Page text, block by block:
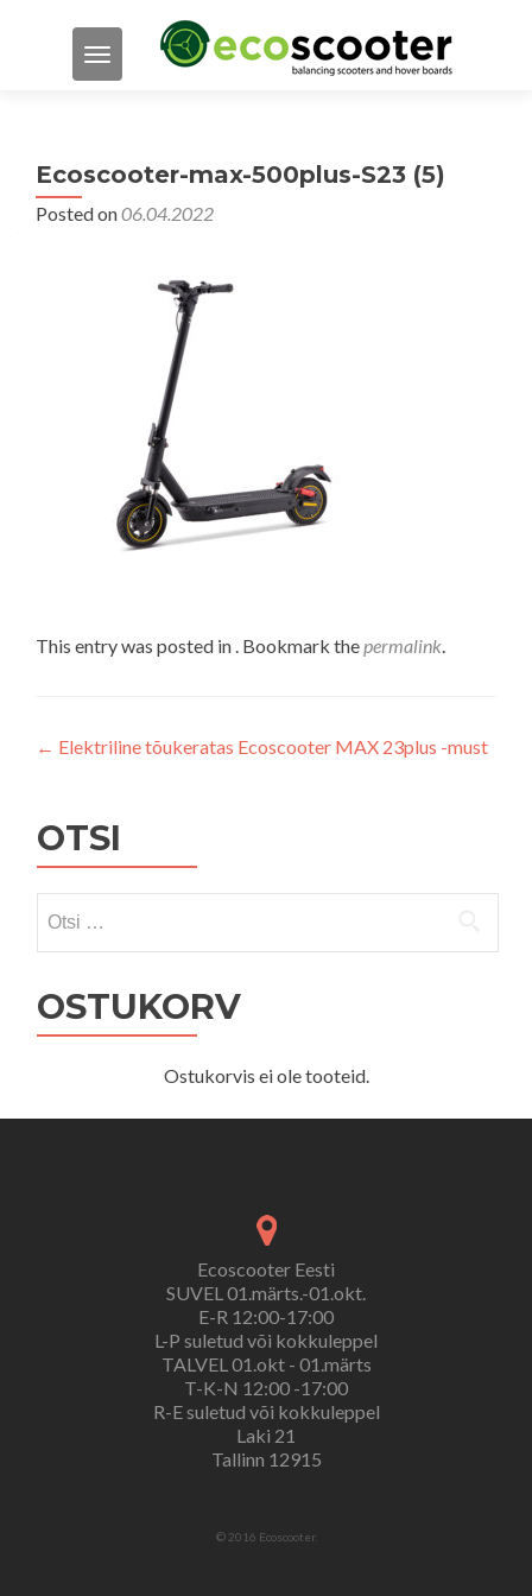
TOGGLE NAVIGATION
Ecoscooter-max-500plus-S23 (5)
Posted on06.04.2022
This entry was posted in . Bookmark thepermalink.
Navigeerimine
← Elektriline tõukeratas Ecoscooter MAX 23plus -must
OTSI
OSTUKORV
Ostukorvis ei ole tooteid.
Ecoscooter Eesti
SUVEL 01.märts.-01.okt.
E-R 12:00-17:00
L-P suletud või kokkuleppel
TALVEL 01.okt - 01.märts
T-K-N 12:00 -17:00
R-E suletud või kokkuleppel
Laki 21
Tallinn 12915
© 2016 Ecoscooter.